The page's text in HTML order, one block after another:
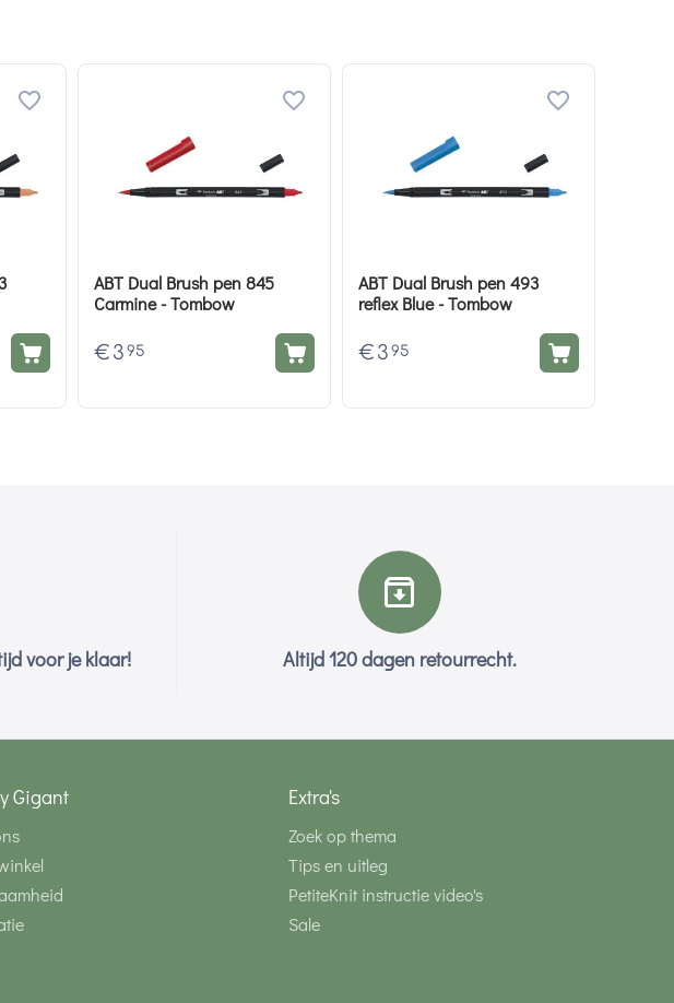
ABT Dual Brush pen 845
Carmine - Tombow
€ 3 95
ABT Dual Brush pen 493
reflex Blue - Tombow
€ 3 95
voor je klaar! Altijd 120 dagen retourrecht.
Gigant Extra's
Zoek op thema
Tips en uitleg
PetiteKnit instructie video's
Sale